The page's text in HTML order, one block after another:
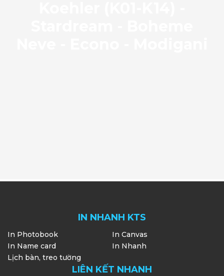
IN NHANH KTS
In Photobook
In Canvas
In Name card
In Nhanh
Lịch bàn, treo tường
LIÊN KẾT NHANH